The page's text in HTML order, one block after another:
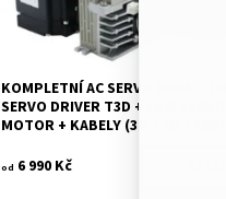
KOMPLETNÍ AC SERVO SADA –
SERVO DRIVER T3D + 1KW SERVO
MOTOR + KABELY (3M / 5M / 10M)
od 6 990 Kč